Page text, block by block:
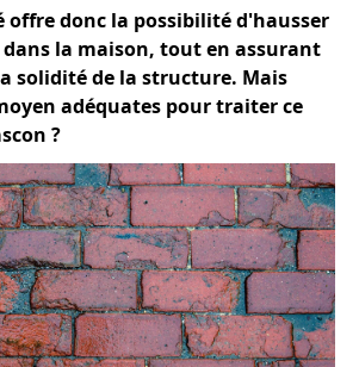
offre donc la possibilité d'hausser
la maison, tout en assurant
solidité de la structure. Mais
adéquates pour traiter ce
?